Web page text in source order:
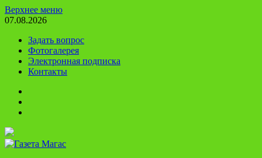
Перейти
к
Верхнее меню
07.08.2026
Задать вопрос
Фотогалерея
Электронная подписка
Контакты